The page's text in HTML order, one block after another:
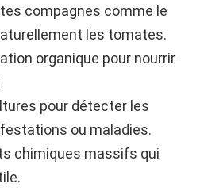
compagnes comme le
les tomates.
organique pour nourrir
pour détecter les
ou maladies.
chimiques massifs qui